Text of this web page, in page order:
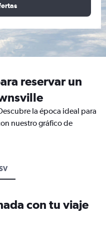
reservar un
la época ideal para
nuestro gráfico de
con tu viaje